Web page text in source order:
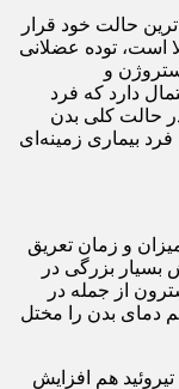
حالت خود قرار
است، توده عضلانی
و
دارد که فرد
حالت کلی بدن
بیماری زمینه‌ای
و زمان تعریق
بسیار بزرگی در
از جمله در
دمای بدن را مختل
هم افزایش